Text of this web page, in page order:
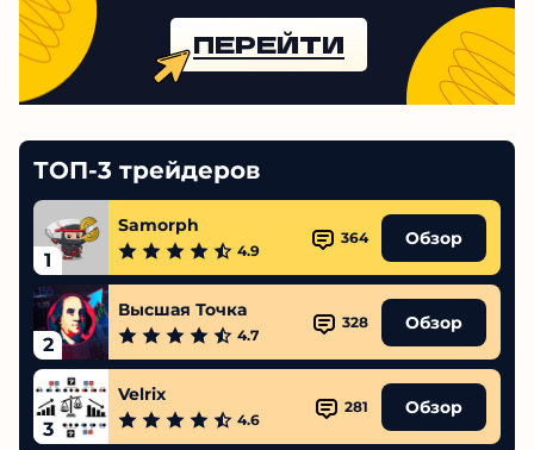
ПЕРЕЙТИ
ТОП-3 трейдеров
1
Samorph
4.9
364 Обзор
2
Высшая Точка
4.7
328 Обзор
3
Velrix
4.6
281 Обзор